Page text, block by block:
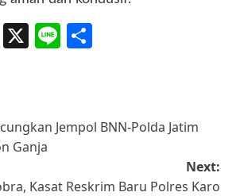
Pinterest
X Line
Jempol BNN-Polda Jatim
Ganja
Next:
Kasat Reskrim Baru Polres Karo